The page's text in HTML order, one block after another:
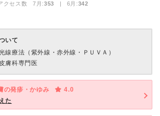
クセス数 7月:353 | 6月:342
いて
線療法（紫外線・赤外線・ＰＵＶＡ）
皮膚科専門医
の発疹・かゆみ
4.0
た